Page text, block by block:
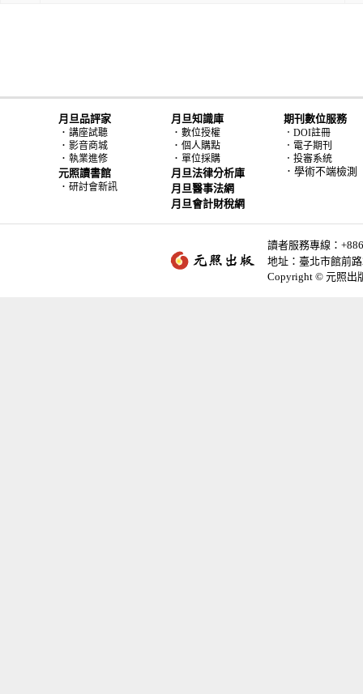
月旦品評家
． 講座試聽
． 影音商城
． 執業進修
元照讀書館
． 研討會新訊
月旦知識庫
． 數位授權
． 個人購點
． 單位採購
月旦法律分析庫
月旦醫事法網
月旦會計財稅網
期刊數位服務
．DOI註冊
．電子期刊
．投審系統
．學術不端檢測
讀者服務專線：
地址：臺北市館前
Copyright © 元照出